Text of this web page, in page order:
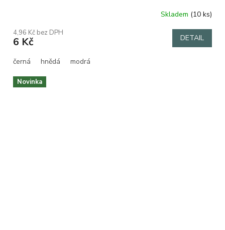
Skladem (10 ks)
4,96 Kč bez DPH
6 Kč DETAIL
černá hnědá modrá
Novinka